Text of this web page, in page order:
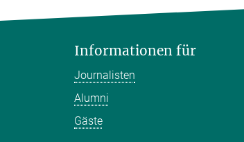
Informationen für
Journalisten
Alumni
Gäste